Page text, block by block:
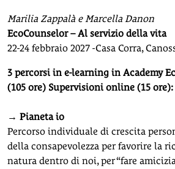
Marilia Zappalà e Marcella Danon
EcoCounselor – Al servizio della vita
22-24 febbraio 2027 -Casa Corra,
3 percorsi in e-learning in Academy
(105 ore) Supervisioni online (15 ore):
→ Pianeta io
Percorso individuale di crescita
della consapevolezza per favorire la
natura dentro di noi, per “fare